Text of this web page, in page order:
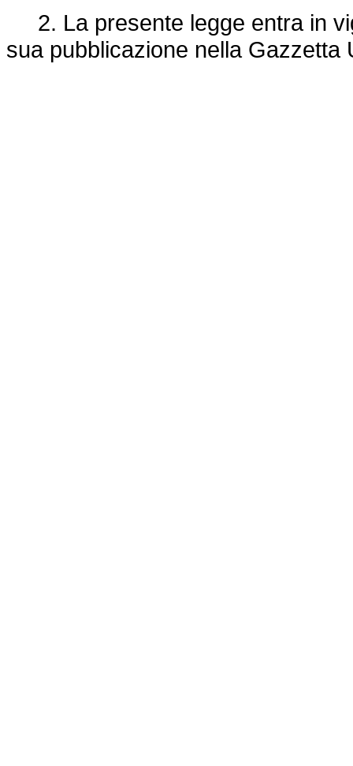
2. La presente legge entra in
sua pubblicazione nella Gazzetta